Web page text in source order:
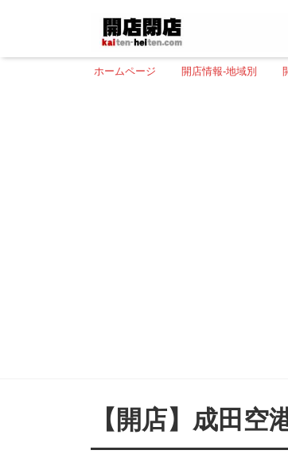
ホームページ 開店情報-地域別
【開店】成田空